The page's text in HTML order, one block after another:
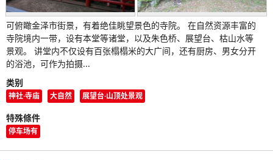
可俯瞰金泽市街景，有着绝佳眺望景色的寺院。 在自然资源丰富的
寺院境内一带，设有本堂等诸堂，以及朱色桥、展望台、枯山水等
景观。 讲堂内不仅设有百张榻榻米的大广间，还有厨房、男女分开
的浴池，可作为拍摄...
类别
神社·寺庙 大自然 展望台·山顶处景观
特殊條件
停车场有